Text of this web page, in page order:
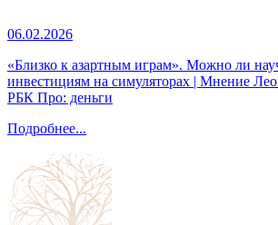
06.02.2026
«Близко к азартным играм». Можно ли
инвестициям на симуляторах | Мнение
РБК Про: деньги
Подробнее...